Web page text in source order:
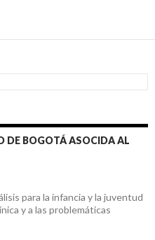
DE BOGOTÁ ASOCIDA AL
para la infancia y la juventud
y a las problemáticas